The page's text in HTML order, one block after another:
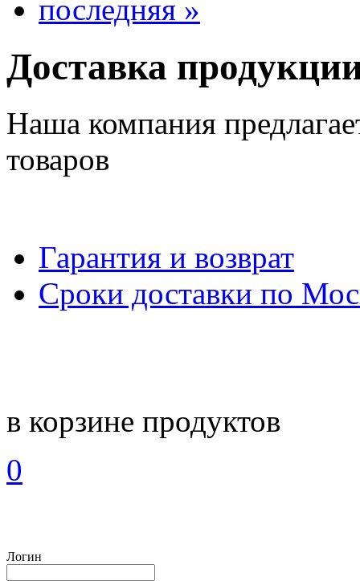
последняя »
Доставка
Наша компания
товаров
Гарантия и возврат
Сроки доставки по
в корзине продуктов
0
Логин